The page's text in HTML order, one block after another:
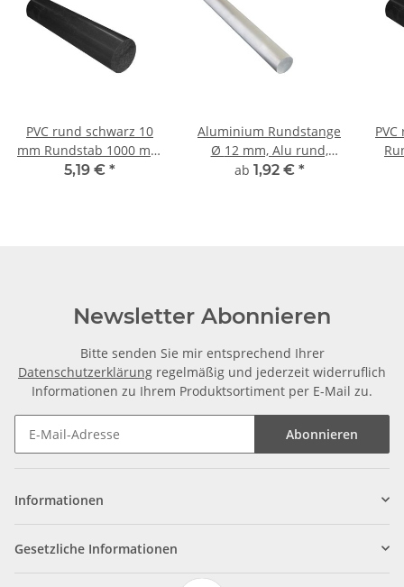
PVC rund schwarz 10
mm Rundstab 1000 mm
± 5mm
5,19 € *
Aluminium Rundstange
Ø 12 mm, Alu rund,
AlMgSi0,5,
ab 1,92 € *
PVC
Newsletter Abonnieren
Bitte senden Sie mir entsprechend Ihrer
Datenschutzerklärung regelmäßig und jederzeit widerruflich
Informationen zu Ihrem Produktsortiment per E-Mail zu.
Abonnieren
Informationen
Gesetzliche Informationen